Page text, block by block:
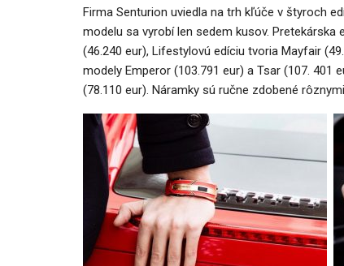
Firma Senturion uviedla na trh kľúče v štyroch
modelu sa vyrobí len sedem kusov.
(46.240 eur), Lifestylovú edíciu tvoria Mayfair
modely Emperor (103.791 eur) a Tsar (107. 401
(78.110 eur). Náramky sú ručne zdobené